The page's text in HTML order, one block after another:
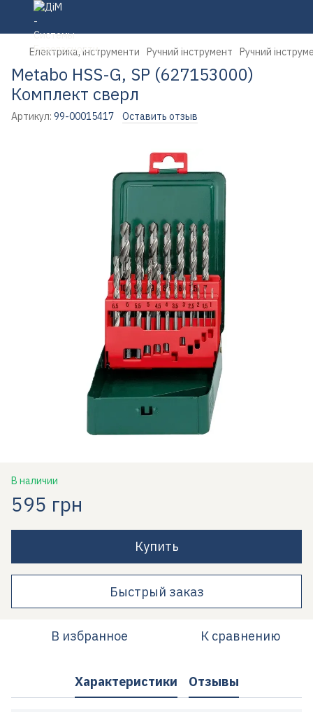
Електрика, інструменти Ручний інструмент Ручний
Metabo HSS-G, SP (627153000)
Комплект сверл
Артикул: 99-00015417 Оставить отзыв
В наличии
595 грн
Купить
Быстрый заказ
В избранное К сравнению
Характеристики Отзывы